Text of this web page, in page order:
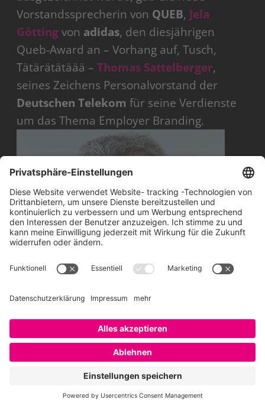
Vorstandssprecherin von QUEB, Jela
Götting von adidas, den diesjährigen
Queb-Award an – Vorhang auf, Tusch,
Tätärätätäää –Thomas Sattelberger,
seines Zeichens Personalvorstand der
Deutschen Telekom für seine Verdienste
um das Thema Employer Branding.
seine Verdienste um „vergilbte alte
verrostete Marken“. So lasse sich an seinen
persönlichen Karriere-Entscheidungen
festmachen, dass das Verändern der
(Arbeitgeber-) Marke für ihn stets auch